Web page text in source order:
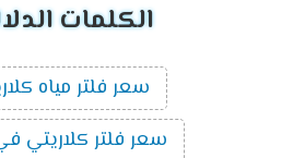
الكلمات
سعر فلتر مياه
سعر فلتر كلاريتي